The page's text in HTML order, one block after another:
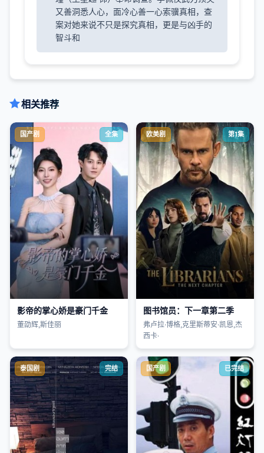
又善洞悉人心，面冷心善一心索骥真相，查
案对她来说不只是探究真相，更是与凶手的
智斗和
相关推荐
国产剧 全集
影帝的掌心娇是豪门千金
董劭辉,斯佳丽
欧美剧 第1集
图书馆员：下一章第二季
弗卢拉·博格,克里斯蒂安·凯恩,杰
西卡·
泰国剧 完结 国产剧 已完结